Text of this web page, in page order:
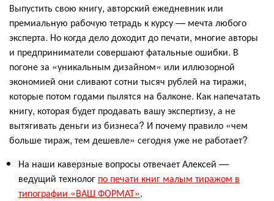
Выпустить свою книгу, авторский ежедневник или
премиальную рабочую тетрадь к курсу — мечта любого
эксперта. Но когда дело доходит до печати, многие авторы
и предприниматели совершают фатальные ошибки. В
погоне за «уникальным дизайном» или иллюзорной
экономией они сливают сотни тысяч рублей на тиражи,
которые потом годами пылятся на балконе. Как напечатать
книгу, которая будет продавать вашу экспертизу, а не
вытягивать деньги из бизнеса? И почему правило «чем
больше тираж, тем дешевле» сегодня уже не работает?
На наши каверзные вопросы отвечает Алексей —
ведущий технолог по печати книг малым тиражом в
типографии «ВАШ ФОРМАТ».